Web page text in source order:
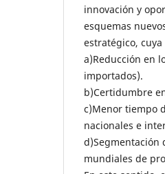
innovación y
esquemas
estratégico,
a)Reducción en
importados).
b)Certidumbre
c)Menor tiempo
nacionales e
d)Segmentación
mundiales de